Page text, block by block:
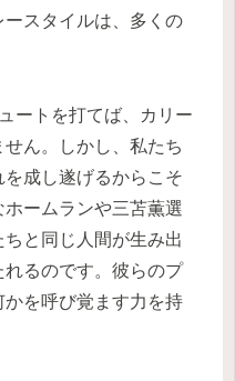
スタイルは、多くの
ートを打てば、カリー
ん。しかし、私たち
成し遂げるからこそ
ームランや三苫薫選
と同じ人間が生み出
るのです。彼らのプ
を呼び覚ます力を持